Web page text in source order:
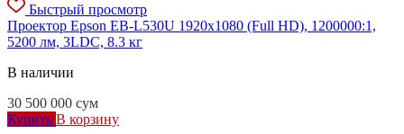
Быстрый просмотр
Проектор Epson EB-L530U 1920x1080 (Full HD), 1200000:1,
5200 лм, 3LDC, 8.3 кг
В наличии
30 500 000 сум
Купить В корзину